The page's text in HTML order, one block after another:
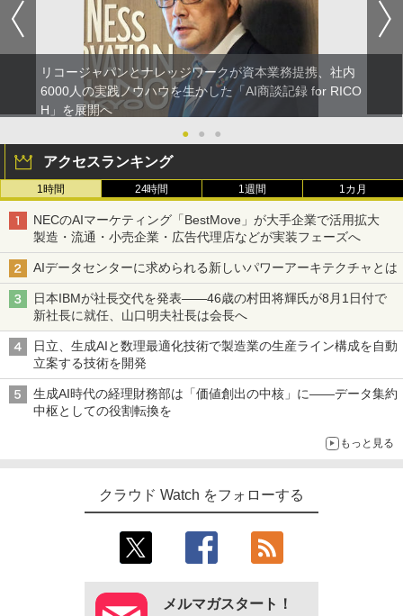
リコージャパンとナレッジワークが資本業務提携、社内
6000人の実践ノウハウを生かした「AI商談記録 for RICO
H」を展開へ
●
● ●
アクセスランキング
1時間 24時間 1週間 1カ月
NECのAIマーケティング「BestMove」が大手企業で活用拡大
製造・流通・小売企業・広告代理店などが実装フェーズへ
AIデータセンターに求められる新しいパワーアーキテクチャとは
日本IBMが社長交代を発表――46歳の村田将輝氏が8月1日付で
新社長に就任、山口明夫社長は会長へ
日立、生成AIと数理最適化技術で製造業の生産ライン構成を自動
立案する技術を開発
生成AI時代の経理財務部は「価値創出の中核」に――データ集約
中枢としての役割転換を
もっと見る
クラウド Watch をフォローする
メルマガスタート！